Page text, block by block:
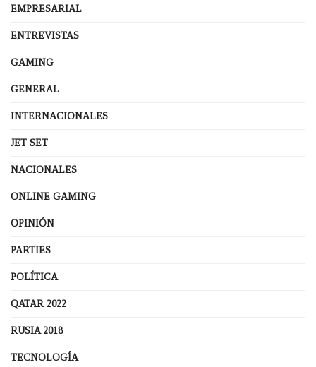
EMPRESARIAL
ENTREVISTAS
GAMING
GENERAL
INTERNACIONALES
JET SET
NACIONALES
ONLINE GAMING
OPINIÓN
PARTIES
POLÍTICA
QATAR 2022
RUSIA 2018
TECNOLOGÍA